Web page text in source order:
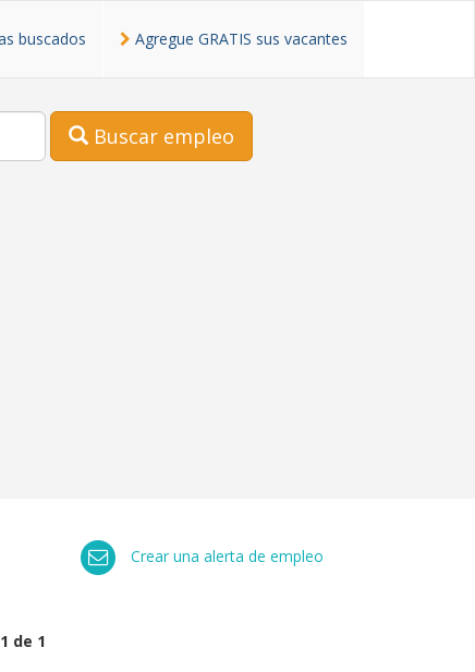
buscados Agregue GRATIS sus vacantes
Buscar empleo
de 1
Crear una alerta de empleo